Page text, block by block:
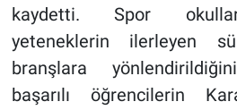
kaydetti. Spor
yeteneklerin ilerleyen
branşlara
başarılı öğrencilerin